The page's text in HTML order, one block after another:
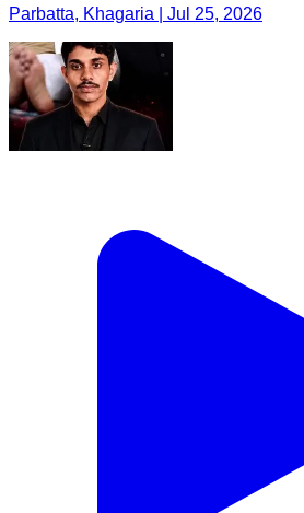
Parbatta, Khagaria | Jul 25, 2026